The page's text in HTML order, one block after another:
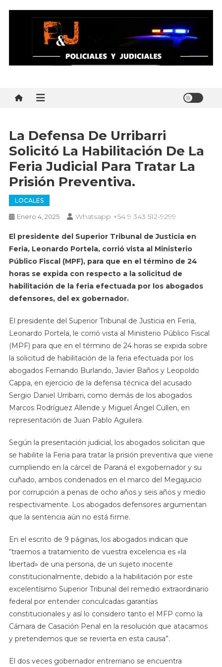
La Defensa De Urribarri
Solicitó La Habilitación De La
Feria Judicial Para Tratar La
Prisión Preventiva.
LOCALES
Enero 4, 2025 Whatsapp +54 9 343 512-9299
El presidente del Superior Tribunal de Justicia en
Feria, Leonardo Portela, corrió vista al Ministerio
Público Fiscal (MPF), para que en el término de 24
horas se expida con respecto a la solicitud de
habilitación de la feria efectuada por los abogados
defensores, del ex gobernador.
El presidente del Superior Tribunal de Justicia en Feria,
Leonardo Portela, le corrió vista al Ministerio Público Fiscal
(MPF) para que en el término de 24 horas se expida sobre
la solicitud de habilitación de la feria efectuada por los
abogados Fernando Burlando, Javier Baños y Leopoldo
Cappa, en ejercicio de la defensa técnica del acusado
Sergio Daniel Urribarri, como demás de los abogados
Marcos Rodríguez Allende y Miguel Ángel Cullen, en
representación de Juan Pablo Aguilera.
Según la presentación judicial, los abogados solicitan que
se habilite la Feria para tratar la prisión preventiva que viene
cumpliendo en la cárcel de Paraná el exgobernador y su
cuñado, ambos condenados en el marco del Megajuicio
por corrupción a penas de ocho años y seis años y medio
respectivamente. Los abogados defensores argumentan
que la sentencia aún no está firme.
En el escrito de 9 páginas, los abogados indican que
“traemos a tratamiento de vuestra excelencia es «la
libertad» de una persona, de un sujeto inocente
constitucionalmente, debido a la habilitación por este
excelentísimo Superior Tribunal del remedio extraordinario
federal por entender conculcadas garantías
constitucionales y así lo considero tanto el MFP como la
Cámara de Casación Penal en la resolución que atacamos
y pretendemos que se revierta en esta causa”.
El dos veces gobernador entrerriano se encuentra